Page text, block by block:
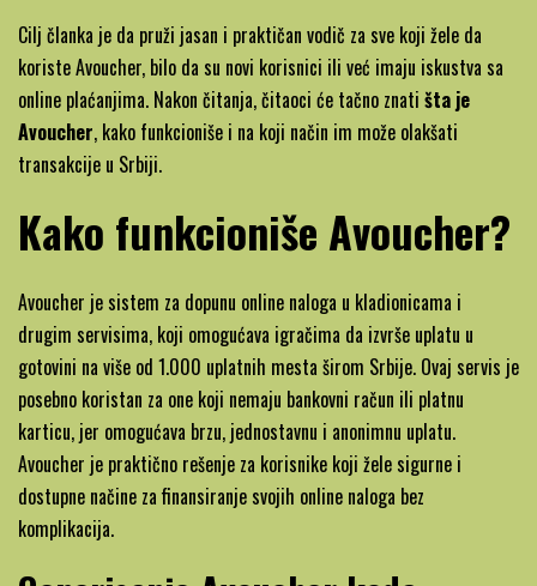
Cilj članka je da pruži jasan i praktičan vodič za sve koji žele da
koriste Avoucher, bilo da su novi korisnici ili već imaju iskustva sa
online plaćanjima. Nakon čitanja, čitaoci će tačno znati šta je
Avoucher, kako funkcioniše i na koji način im može olakšati
transakcije u Srbiji.
Kako funkcioniše Avoucher?
Avoucher je sistem za dopunu online naloga u kladionicama i
drugim servisima, koji omogućava igračima da izvrše uplatu u
gotovini na više od 1.000 uplatnih mesta širom Srbije. Ovaj servis je
posebno koristan za one koji nemaju bankovni račun ili platnu
karticu, jer omogućava brzu, jednostavnu i anonimnu uplatu.
Avoucher je praktično rešenje za korisnike koji žele sigurne i
dostupne načine za finansiranje svojih online naloga bez
komplikacija.